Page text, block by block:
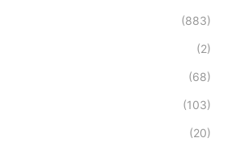
(883)
(2)
(68)
(103)
(20)